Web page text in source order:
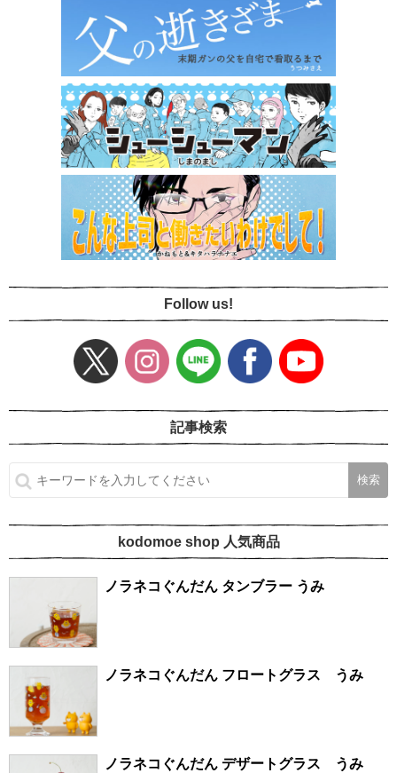
Follow us!
記事検索
kodomoe shop 人気商品
ノラネコぐんだん タンブラー うみ
ノラネコぐんだん フロートグラス うみ
ノラネコぐんだん デザートグラス うみ